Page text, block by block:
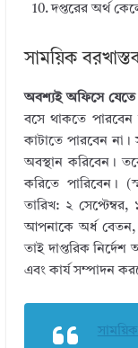
দপ্তরের অর্থ
সাময়িক
অবশ্যই অফিসে যেতে
বসে থাকতে পারবেন
কাটাতে পারবেন না।
অবস্থান করিবেন।
করিতে পারিবেন।
তারিখ: ২
আপনাকে অর্ধ বেতন,
তাই দাপ্তরিক
এবং কার্য সম্পাদন
সাময়িক